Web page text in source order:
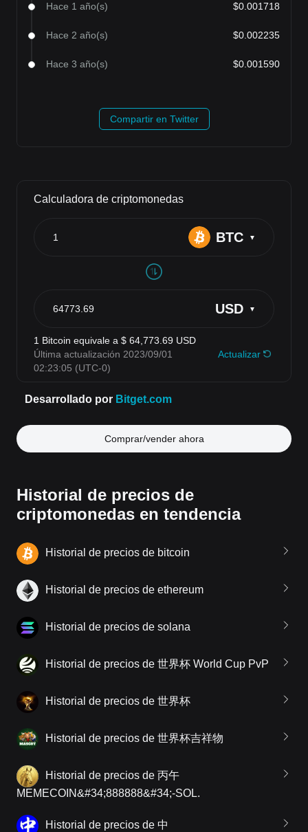
Hace 1 año(s) $0.001718
Hace 2 año(s) $0.002235
Hace 3 año(s) $0.001590
Compartir en Twitter
Comprar/vender ahora
Historial de precios de
criptomonedas en tendencia
Historial de precios de bitcoin
Historial de precios de ethereum
Historial de precios de solana
Historial de precios de 世界杯 World Cup PvP
Historial de precios de 世界杯
Historial de precios de 世界杯吉祥物
Historial de precios de 丙午
MEMECOIN&#34;888888&#34;-SOL.
Historial de precios de 中